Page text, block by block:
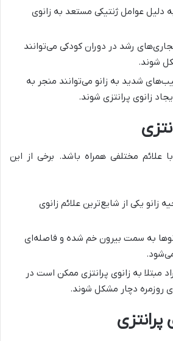
دلیل عوامل ژنتیکی مستعد به زانوی
رشد در دوران کودکی می‌توانند
شوند.
شدید به زانو می‌توانند منجر به
زانوی پرانتزی شوند.
علائم مختلفی همراه باشد. برخی از این
زانو یکی از شایع‌ترین علائم زانوی
به سمت بیرون خم شده و فاصله‌ای
مبتلا به زانوی پرانتزی ممکن است در
روزمره دچار مشکل شوند.